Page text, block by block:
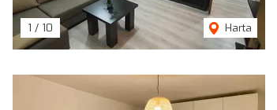
1 / 10 Harta